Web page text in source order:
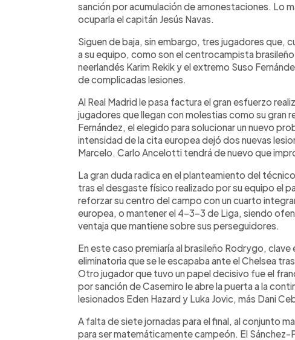
sanción por acumulación de amonestaciones. Lo
ocuparla el capitán Jesús Navas.
Siguen de baja, sin embargo, tres jugadores que,
a su equipo, como son el centrocampista
neerlandés Karim Rekik y el extremo Suso
de complicadas lesiones.
Al Real Madrid le pasa factura el gran esfuerzo
jugadores que llegan con molestias como su gran
Fernández, el elegido para solucionar un nuevo
intensidad de la cita europea dejó dos nuevas
Marcelo. Carlo Ancelotti tendrá de nuevo que
La gran duda radica en el planteamiento del
tras el desgaste físico realizado por su equipo el
reforzar su centro del campo con un cuarto
europea, o mantener el 4-3-3 de Liga, siendo
ventaja que mantiene sobre sus perseguidores.
En este caso premiaría al brasileño Rodrygo, clave
eliminatoria que se le escapaba ante el Chelsea
Otro jugador que tuvo un papel decisivo fue el
por sanción de Casemiro le abre la puerta a la
lesionados Eden Hazard y Luka Jovic, más Dani
A falta de siete jornadas para el final, al conjunto
para ser matemáticamente campeón. El Sánchez-